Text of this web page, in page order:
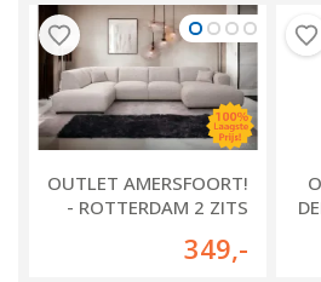
OUTLET AMERSFOORT!
- ROTTERDAM 2 ZITS
349,-